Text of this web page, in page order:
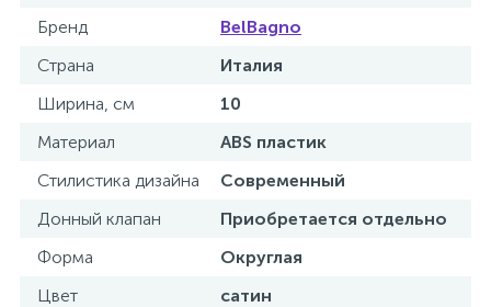
Бренд
BelBagno
Страна
Италия
Ширина, см
10
Материал
ABS пластик
Стилистика дизайна
Современный
Донный клапан
Приобретается отдельно
Форма
Округлая
Цвет
сатин